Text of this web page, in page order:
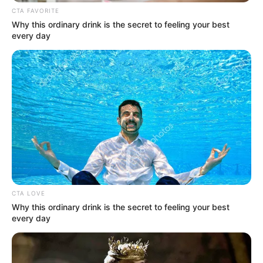
CTA FAVORITE
Why this ordinary drink is the secret to feeling your best
every day
CTA LOVE
Why this ordinary drink is the secret to feeling your best
every day